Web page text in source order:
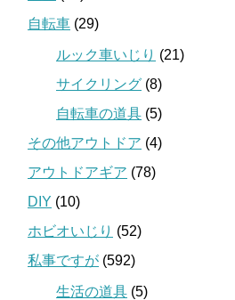
自転車 (29)
ルック車いじり (21)
サイクリング (8)
自転車の道具 (5)
その他アウトドア (4)
アウトドアギア (78)
DIY (10)
ホビオいじり (52)
私事ですが (592)
生活の道具 (5)